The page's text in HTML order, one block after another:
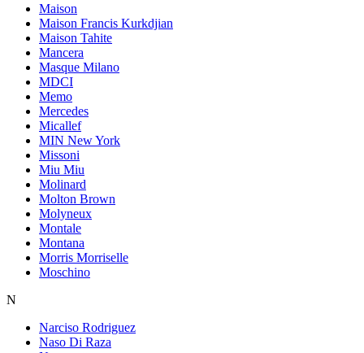
Maison
Maison Francis Kurkdjian
Maison Tahite
Mancera
Masque Milano
MDCI
Memo
Mercedes
Micallef
MIN New York
Missoni
Miu Miu
Molinard
Molton Brown
Molyneux
Montale
Montana
Morris Morriselle
Moschino
N
Narciso Rodriguez
Naso Di Raza